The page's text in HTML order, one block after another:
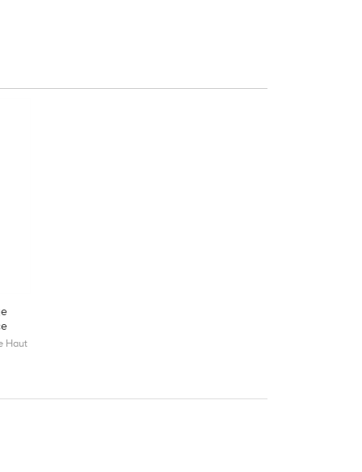
Haut